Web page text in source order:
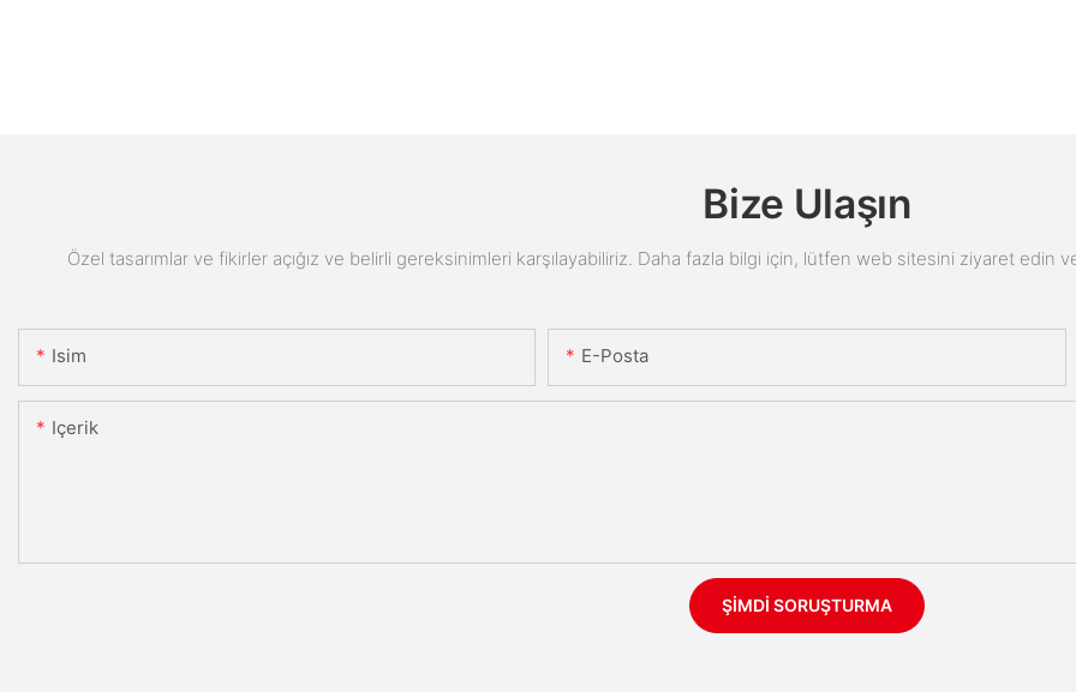
Bize Ulaşın
Özel tasarımlar ve fikirler açığız ve belirli gereksinimleri karşılayabiliriz. Daha fazla bilgi için, lütfen web sitesini ziyaret edin
Isim E-Posta
Içerik
ŞIMDI SORUŞTURMA